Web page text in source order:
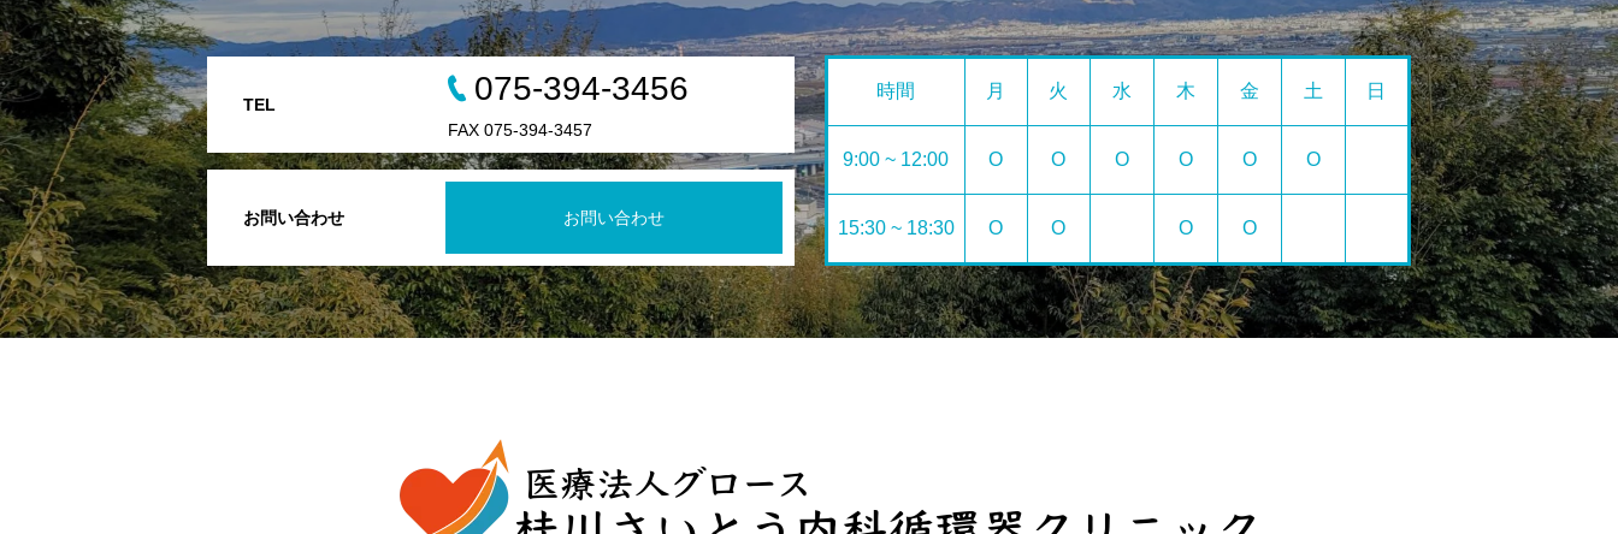
お問い合わせ お問い合わせ
TEL 075-394-3456
FAX 075-394-3457
時間 月 火 水 木 金 土 日
9:00 ~ 12:00 O O O O O O
15:30 ~ 18:30 O O O O